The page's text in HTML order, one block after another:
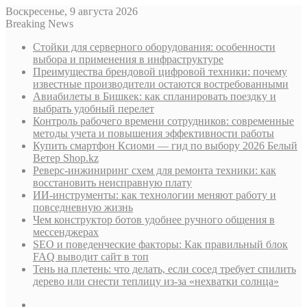
Воскресенье, 9 августа 2026
Breaking News
Стойки для серверного оборудования: особенности
выбора и применения в инфраструктуре
Преимущества брендовой цифровой техники: почему
известные производители остаются востребованными
Авиабилеты в Бишкек: как спланировать поездку и
выбрать удобный перелет
Контроль рабочего времени сотрудников: современные
методы учета и повышения эффективности работы
Купить смартфон Ксиоми — гид по выбору 2026 Белый
Ветер Shop.kz
Реверс-инжиниринг схем для ремонта техники: как
восстановить неисправную плату
ИИ-инструменты: как технологии меняют работу и
повседневную жизнь
Чем конструктор ботов удобнее ручного общения в
мессенджерах
SEO и поведенческие факторы: Как правильный блок
FAQ выводит сайт в топ
Тень на плетень: что делать, если сосед требует спилить
дерево или снести теплицу из-за «нехватки солнца»